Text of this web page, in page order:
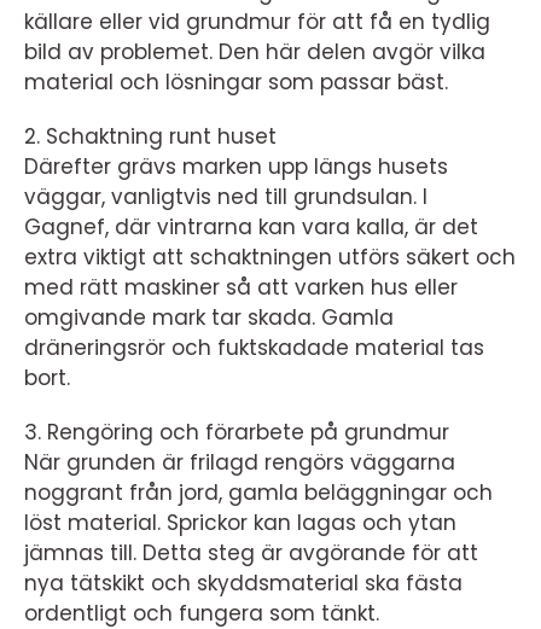
källare eller vid grundmur för att få en tydlig
bild av problemet. Den här delen avgör vilka
material och lösningar som passar bäst.
2. Schaktning runt huset
Därefter grävs marken upp längs husets
väggar, vanligtvis ned till grundsulan. I
Gagnef, där vintrarna kan vara kalla, är det
extra viktigt att schaktningen utförs säkert och
med rätt maskiner så att varken hus eller
omgivande mark tar skada. Gamla
dräneringsrör och fuktskadade material tas
bort.
3. Rengöring och förarbete på grundmur
När grunden är frilagd rengörs väggarna
noggrant från jord, gamla beläggningar och
löst material. Sprickor kan lagas och ytan
jämnas till. Detta steg är avgörande för att
nya tätskikt och skyddsmaterial ska fästa
ordentligt och fungera som tänkt.